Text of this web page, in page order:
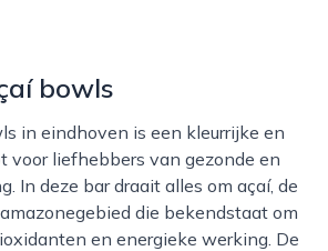
bowls
voor liefhebbers van gezonde en
In deze bar draait alles om açaí, de
die bekendstaat om
en energieke werking. De